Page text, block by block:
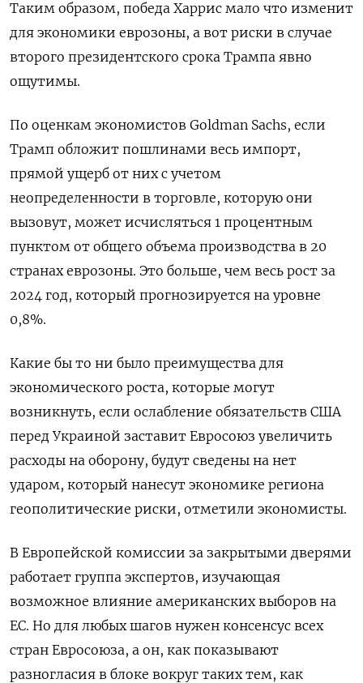
Таким образом, победа Харрис мало что изменит
для экономики еврозоны, а вот риски в случае
второго президентского срока Трампа явно
ощутимы.
По оценкам экономистов Goldman Sachs, если
Трамп обложит пошлинами весь импорт,
прямой ущерб от них с учетом
неопределенности в торговле, которую они
вызовут, может исчисляться 1 процентным
пунктом от общего объема производства в 20
странах еврозоны. Это больше, чем весь рост за
2024 год, который прогнозируется на уровне
0,8%.
Какие бы то ни было преимущества для
экономического роста, которые могут
возникнуть, если ослабление обязательств США
перед Украиной заставит Евросоюз увеличить
расходы на оборону, будут сведены на нет
ударом, который нанесут экономике региона
геополитические риски, отметили экономисты.
В Европейской комиссии за закрытыми дверями
работает группа экспертов, изучающая
возможное влияние американских выборов на
ЕС. Но для любых шагов нужен консенсус всех
стран Евросоюза, а он, как показывают
разногласия в блоке вокруг таких тем, как